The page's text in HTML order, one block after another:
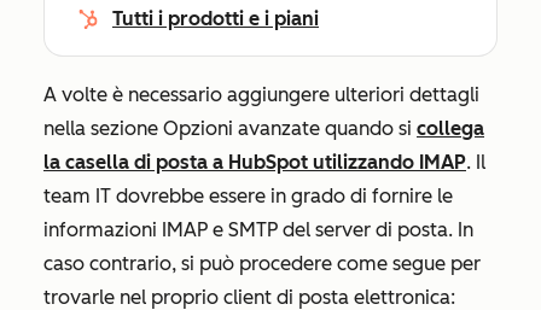
Tutti i prodotti e i piani
A volte è necessario aggiungere ulteriori dettagli
nella sezione Opzioni avanzate quando si collega
la casella di posta a HubSpot utilizzando IMAP. Il
team IT dovrebbe essere in grado di fornire le
informazioni IMAP e SMTP del server di posta. In
caso contrario, si può procedere come segue per
trovarle nel proprio client di posta elettronica: